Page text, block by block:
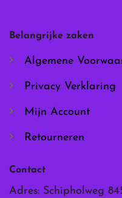
op
de
productpagina
Belangrijke zaken
Algemene
Privacy Verklaring
Mijn Account
Retourneren
Contact
Adres: Schipholweg